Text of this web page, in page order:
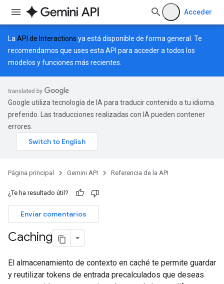
Acceder
La API de Interactions ya está disponible de forma general. Te
recomendamos que uses esta API para acceder a todos los
modelos y funciones más recientes.
Google utiliza tecnología de IA para traducir contenido a tu idioma
preferido. Las traducciones realizadas con IA pueden contener
errores.
Página principal Gemini API Referencia de la API
¿Te ha resultado útil?
Enviar comentarios
Caching
El almacenamiento de contexto en caché te permite guardar
y reutilizar tokens de entrada precalculados que deseas